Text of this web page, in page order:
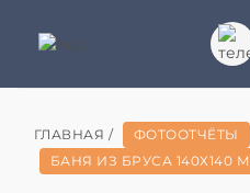
ГЛАВНАЯ / ФОТООТЧЁТЫ
БАНЯ ИЗ БРУСА 140Х140